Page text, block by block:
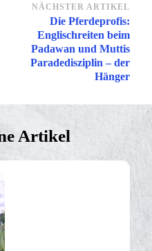
NÄCHSTER ARTIKEL
Die Pferdeprofis:
Englischreiten beim
Padawan und Muttis
Paradedisziplin – der
Hänger
Artikel